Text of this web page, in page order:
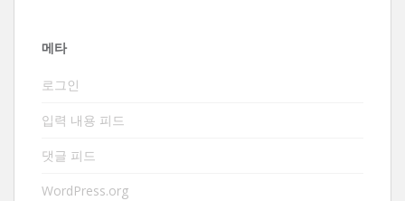
메타
로그인
입력 내용 피드
댓글 피드
WordPress.org